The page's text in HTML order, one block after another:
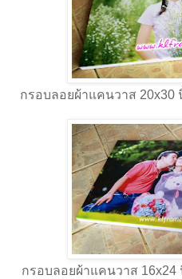
กรอบลอยผ้าแคนวาส
กรอบลอยผ้าแคนวาส